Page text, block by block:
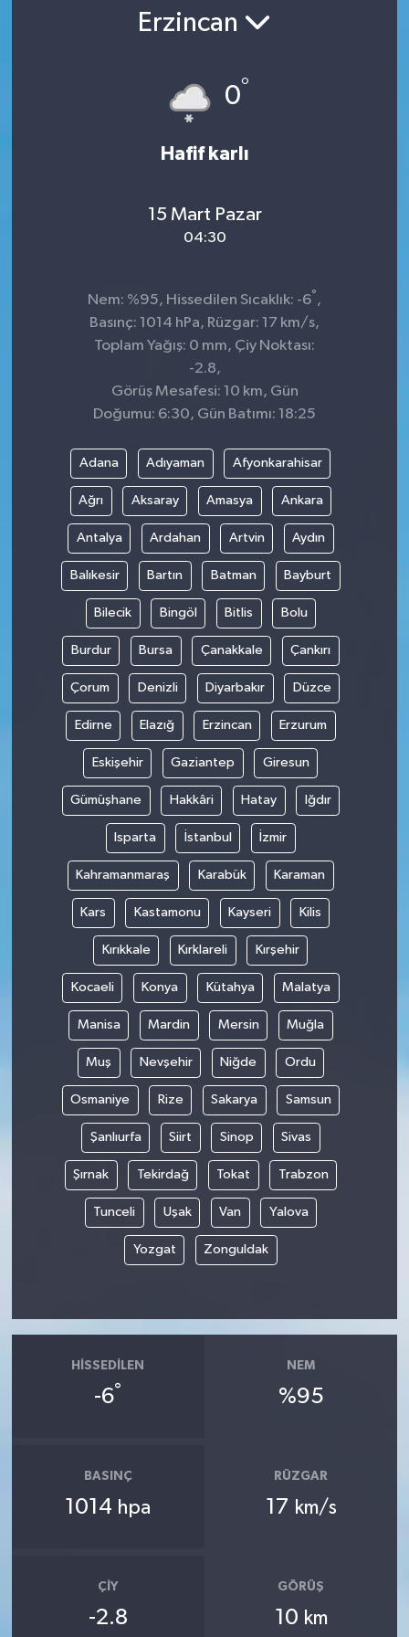
Erzincan
0°
Hafif karlı
15 Mart Pazar
04:30
Nem: %95, Hissedilen Sıcaklık: -6° ,
Basınç: 1014 hPa, Rüzgar: 17 km/s,
Toplam Yağış: 0 mm, Çiy Noktası:
-2.8,
Görüş Mesafesi: 10 km, Gün
Doğumu: 6:30, Gün Batımı: 18:25
Adana Adıyaman Afyonkarahisar
Ağrı Aksaray Amasya Ankara
Antalya Ardahan Artvin Aydın
Balıkesir Bartın Batman Bayburt
Bilecik Bingöl Bitlis Bolu
Burdur Bursa Çanakkale Çankırı
Çorum Denizli Diyarbakır Düzce
Edirne Elazığ Erzincan Erzurum
Eskişehir Gaziantep Giresun
Gümüşhane Hakkâri Hatay Iğdır
Isparta İstanbul İzmir
Kahramanmaraş Karabük Karaman
Kars Kastamonu Kayseri Kilis
Kırıkkale Kırklareli Kırşehir
Kocaeli Konya Kütahya Malatya
Manisa Mardin Mersin Muğla
Muş Nevşehir Niğde Ordu
Osmaniye Rize Sakarya Samsun
Şanlıurfa Siirt Sinop Sivas
Şırnak Tekirdağ Tokat Trabzon
Tunceli Uşak Van Yalova
Yozgat Zonguldak
HISSEDILEN
-6°
NEM
%95
BASINÇ
1014 hpa
RÜZGAR
17 km/s
ÇIY
-2.8
GÖRÜŞ
10 km